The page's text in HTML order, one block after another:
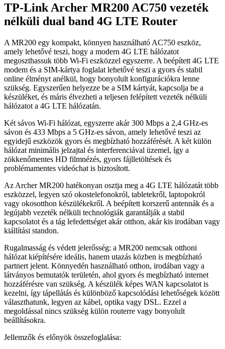
TP-Link Archer MR200 AC750 vezeték
nélküli dual band 4G LTE Router
A MR200 egy kompakt, könnyen használható AC750 eszköz,
amely lehetővé teszi, hogy a modern 4G LTE hálózatot
megoszthassuk több Wi-Fi eszközzel egyszerre. A beépített 4G LTE
modem és a SIM‑kártya foglalat lehetővé teszi a gyors és stabil
online élményt anélkül, hogy bonyolult konfigurációkra lenne
szükség. Egyszerűen helyezze be a SIM kártyát, kapcsolja be a
készüléket, és máris élvezheti a teljesen felépített vezeték nélküli
hálózatot a 4G LTE hálózatán.
Két sávos Wi‑Fi hálózat, egyszerre akár 300 Mbps a 2,4 GHz-es
sávon és 433 Mbps a 5 GHz-es sávon, amely lehetővé teszi az
egyidejű eszközök gyors és megbízható hozzáférését. A két külön
hálózat minimális jelzajtal és interferenciával üzemel, így a
zökkenőmentes HD filmnézés, gyors fájlletöltések és
problémamentes videóchat is biztosított.
Az Archer MR200 hatékonyan osztja meg a 4G LTE hálózatát több
eszközzel, legyen szó okostelefonokról, tabletekről, laptopokról
vagy okosotthon készülékekről. A beépített korszerű antennák és a
legújabb vezeték nélküli technológiák garantálják a stabil
kapcsolatot és a tág lefedettséget akár otthon, akár kis irodában vagy
kiállítási standon.
Rugalmasság és védett jelerősség: a MR200 nemcsak otthoni
hálózat kiépítésére ideális, hanem utazás közben is megbízható
partnert jelent. Könnyedén használható otthon, irodában vagy a
látványos bemutatók területén, ahol gyors és megbízható internet
hozzáférésre van szükség. A készülék képes WAN kapcsolatot is
kezelni, így tápellátás és különböző kapcsolódási lehetőségek között
választhatunk, legyen az kábel, optika vagy DSL. Ezzel a
megoldással nincs szükség külön routerre vagy bonyolult
beállításokra.
Jellemzők és előnyök összefoglalása: